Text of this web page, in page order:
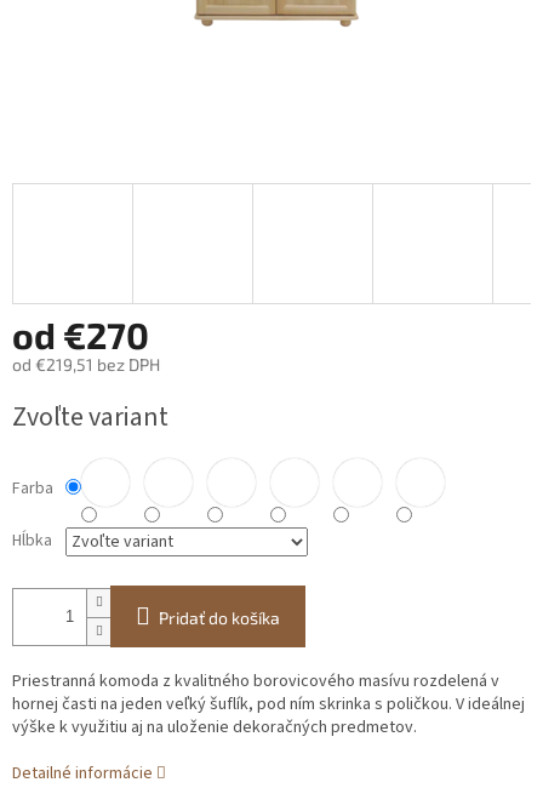
od €270
od €219,51 bez DPH
cena:
Zvoľte variant
Farba
Hĺbka
Pridať do košíka
Priestranná komoda z kvalitného borovicového masívu rozdelená v
hornej časti na jeden veľký šuflík, pod ním skrinka s poličkou. V ideálnej
výške k využitiu aj na uloženie dekoračných predmetov.
Detailné informácie